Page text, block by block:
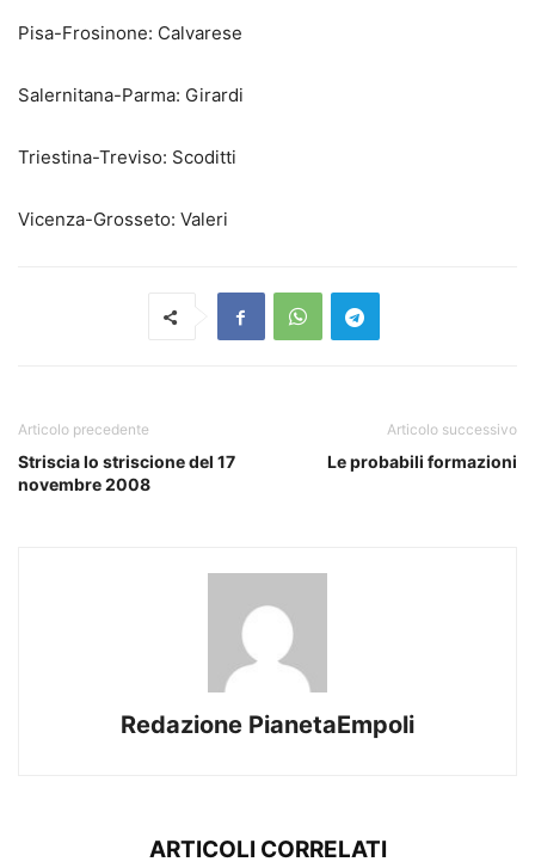
Pisa-Frosinone: Calvarese
Salernitana-Parma: Girardi
Triestina-Treviso: Scoditti
Vicenza-Grosseto: Valeri
Articolo precedente
Striscia lo striscione del 17
novembre 2008
Articolo successivo
Le probabili formazioni
Redazione PianetaEmpoli
ARTICOLI CORRELATI